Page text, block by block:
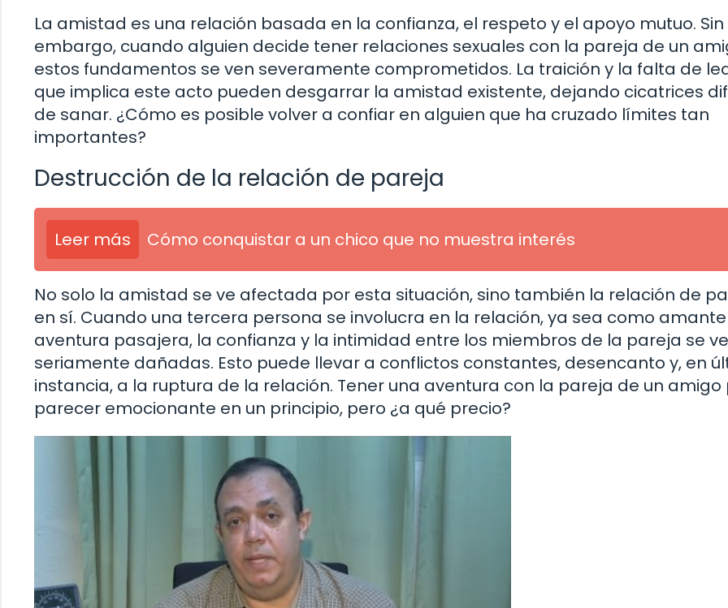
La amistad es una relación basada en la confianza, el respeto y el apoyo mutuo. Sin
embargo, cuando alguien decide tener relaciones sexuales con la pareja de un
estos fundamentos se ven severamente comprometidos. La traición y la falta de
que implica este acto pueden desgarrar la amistad existente, dejando cicatrices
de sanar. ¿Cómo es posible volver a confiar en alguien que ha cruzado límites tan
importantes?
Destrucción de la relación de pareja
Leer más Cómo conquistar a un chico que no muestra interés
No solo la amistad se ve afectada por esta situación, sino también la relación de
en sí. Cuando una tercera persona se involucra en la relación, ya sea como
aventura pasajera, la confianza y la intimidad entre los miembros de la pareja se
seriamente dañadas. Esto puede llevar a conflictos constantes, desencanto y, en
instancia, a la ruptura de la relación. Tener una aventura con la pareja de un amigo
parecer emocionante en un principio, pero ¿a qué precio?